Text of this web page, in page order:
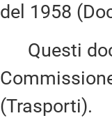
del 1958
Questi
(Trasporti).